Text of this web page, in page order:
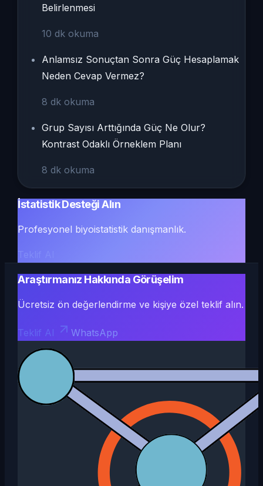
Belirlenmesi
10 dk okuma
Anlamsız Sonuçtan Sonra Güç Hesaplamak
Neden Cevap Vermez?
8 dk okuma
Grup Sayısı Arttığında Güç Ne Olur?
Kontrast Odaklı Örneklem Planı
8 dk okuma
İstatistik Desteği Alın
Profesyonel biyoistatistik danışmanlık.
Teklif Al
Araştırmanız Hakkında Görüşelim
Ücretsiz ön değerlendirme ve kişiye özel teklif alın.
Teklif Al WhatsApp